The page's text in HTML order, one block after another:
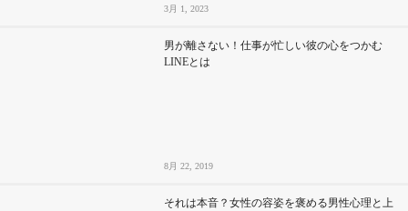
3月 1, 2023
男が離さない！仕事が忙しい彼の心をつかむ
LINEとは
8月 22, 2019
それは本音？女性の容姿を褒める男性心理と上